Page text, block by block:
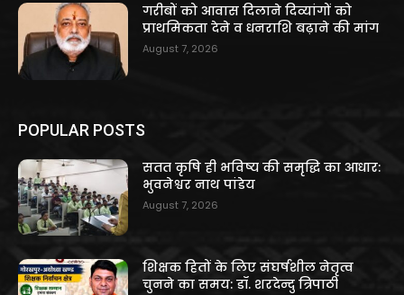
गरीबों को आवास दिलाने दिव्यांगों को
प्राथमिकता देने व धनराशि बढ़ाने की मांग
August 7, 2026
POPULAR POSTS
सतत कृषि ही भविष्य की समृद्धि का आधार:
भुवनेश्वर नाथ पांडेय
August 7, 2026
शिक्षक हितों के लिए संघर्षशील नेतृत्व
चुनने का समय: डॉ. शरदेन्दु त्रिपाठी